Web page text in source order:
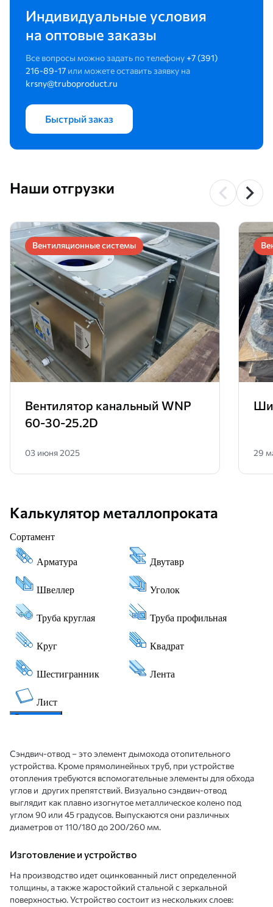
Индивидуальные условия
на оптовые заказы
Все вопросы можно задать по телефону +7 (391)
216-89-17 или можете оставить заявку на
krsny@truboproduct.ru
Быстрый заказ
Наши отгрузки
Вентиляционные системы
Вентилятор канальный WNP
60-30-25.2D
03 июня 2025 29
Калькулятор металлопроката
Сэндвич-отвод – это элемент дымохода отопительного
устройства. Кроме прямолинейных труб, при устройстве
отопления требуются вспомогательные элементы для обхода
углов и других препятствий. Визуальносэндвич-отвод
выглядит как плавно изогнутое металлическое колено под
углом 90 или 45 градусов. Выпускаются они различных
диаметров от 110/180 до 200/260 мм.
Изготовление и устройство
На производство идет оцинкованный лист определенной
толщины, а также жаростойкий стальной с зеркальной
поверхностью. Устройство состоит из нескольких слоев: